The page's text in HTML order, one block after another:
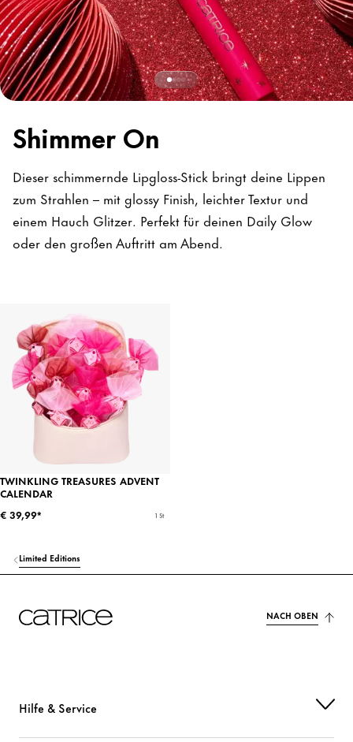
Shimmer On
Dieser schimmernde Lipgloss-Stick bringt deine Lippen
zum Strahlen – mit glossy Finish, leichter Textur und
einem Hauch Glitzer. Perfekt für deinen Daily Glow
oder den großen Auftritt am Abend.
TWINKLING TREASURES ADVENT
CALENDAR
€ 39,99*
1 St
Limited Editions
NACH OBEN
Hilfe & Service